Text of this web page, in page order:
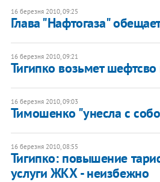
16 березня 2010, 09:25
Глава "Нафтогаза"
16 березня 2010, 09:21
Тигипко возьмет
16 березня 2010, 09:03
Тимошенко "унесла с
16 березня 2010, 08:55
Тигипко: повышение
услуги ЖКХ - неизбежно